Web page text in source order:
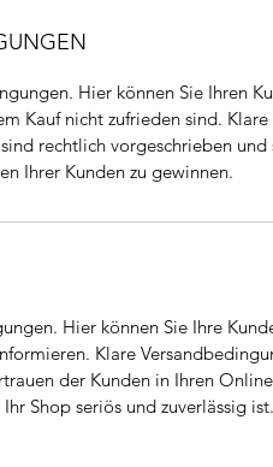
Hier können Sie Ihren
Kauf nicht zufrieden sind.
rechtlich vorgeschrieben
Ihrer Kunden zu gewinnen.
Hier können Sie Ihre
Klare
der Kunden in Ihren
Shop seriös und zuverlässig ist.